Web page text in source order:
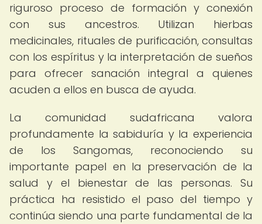
riguroso proceso de formación y conexión
con sus ancestros. Utilizan hierbas
medicinales, rituales de purificación, consultas
con los espíritus y la interpretación de sueños
para ofrecer sanación integral a quienes
acuden a ellos en busca de ayuda.
La comunidad sudafricana valora
profundamente la sabiduría y la experiencia
de los Sangomas, reconociendo su
importante papel en la preservación de la
salud y el bienestar de las personas. Su
práctica ha resistido el paso del tiempo y
continúa siendo una parte fundamental de la